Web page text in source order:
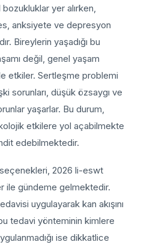
yer alırken,
anksiyete ve depresyon
Bireylerin yaşadığı bu
değil, genel yaşam
etkiler. Sertleşme problemi
sorunları, düşük özsaygı ve
yaşarlar. Bu durum,
etkilere yol açabilmekte
edebilmektedir.
2026 li-eswt
ile gündeme gelmektedir.
uygulayarak kan akışını
tedavi yönteminin kimlere
ise dikkatlice